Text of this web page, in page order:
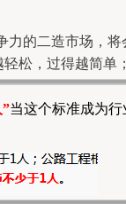
的二造市场，
松，过得越简单
当这个标准成为